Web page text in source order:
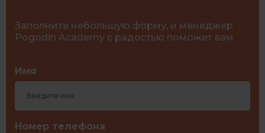
Заполните небольшую форму, и менеджер
Pogodin Academy с радостью поможет вам
Имя
Номер телефона